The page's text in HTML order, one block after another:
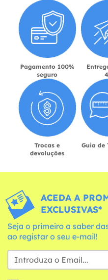
Pagamento 100%
seguro
Trocas e
devoluções
Guia de
ACEDA A
EXCLUSIVAS*
Seja o primeiro a saber
ao registar o seu e-mail!